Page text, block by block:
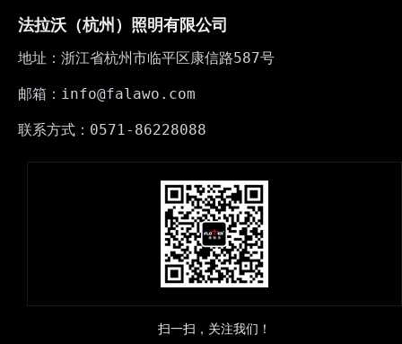
法拉沃（杭州）照明有限公司
地址：浙江省杭州市临平区康信路587号
邮箱：info@falawo.com
联系方式：0571-86228088
扫一扫，关注我们！